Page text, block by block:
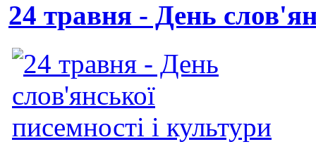
24 травня - День